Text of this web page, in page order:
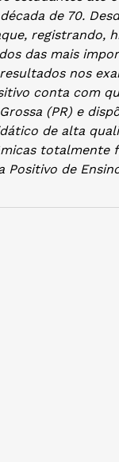
de 70.
registrando,
das mais
nos
conta com
(PR) e
de alta
totalmente
Positivo de